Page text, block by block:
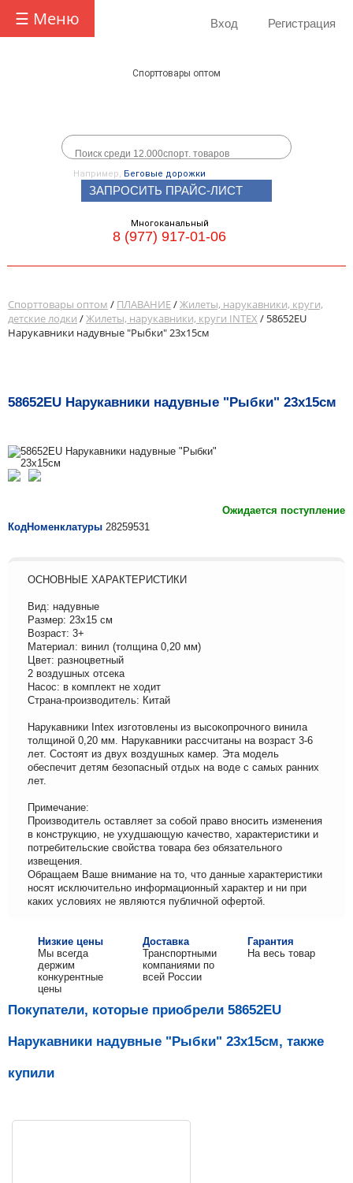
☰ Меню Вход Регистрация
Спорттовары оптом
Например, Беговые дорожки
ЗАПРОСИТЬ ПРАЙС-ЛИСТ
Многоканальный
8 (977) 917-01-06
Спорттовары оптом / ПЛАВАНИЕ/Жилеты, нарукавники, круги,
детские лодки /Жилеты, нарукавники, круги INTEX / 58652EU
Нарукавники надувные "Рыбки" 23х15см
58652EU Нарукавники надувные "Рыбки" 23х15см
Ожидается поступление
КодНоменклатуры 28259531
ОСНОВНЫЕ ХАРАКТЕРИСТИКИ
Вид: надувные
Размер: 23х15 см
Возраст: 3+
Материал: винил (толщина 0,20 мм)
Цвет: разноцветный
2 воздушных отсека
Насос: в комплект не ходит
Страна-производитель: Китай
Нарукавники Intex изготовлены из высокопрочного винила
толщиной 0,20 мм. Нарукавники рассчитаны на возраст 3-6
лет. Состоят из двух воздушных камер. Эта модель
обеспечит детям безопасный отдых на воде с самых ранних
лет.
Примечание:
Производитель оставляет за собой право вносить изменения
в конструкцию, не ухудшающую качество, характеристики и
потребительские свойства товара без обязательного
извещения.
Обращаем Ваше внимание на то, что данные характеристики
носят исключительно информационный характер и ни при
каких условиях не являются публичной офертой.
Низкие цены
Мы всегда
держим
конкурентные
цены
Доставка
Транспортными
компаниями по
всей России
Гарантия
На весь товар
Покупатели, которые приобрели 58652EU
Нарукавники надувные "Рыбки" 23х15см, также
купили